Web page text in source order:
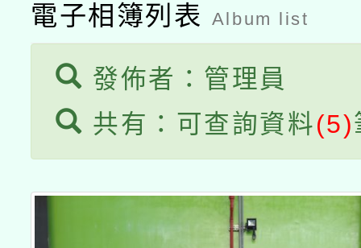
動」
開 智慧啟航」
電子相簿列表 Album list
發佈者：管理員
共有：可查詢資料(5)